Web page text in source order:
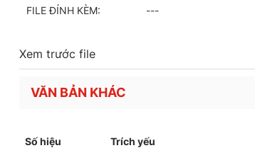
FILE ĐÍNH KÈM: ---
Xem trước file
VĂN BẢN KHÁC
Số hiệu Trích yếu